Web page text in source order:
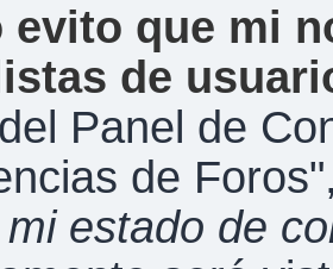
evito que mi
de
Panel de
de
estado de